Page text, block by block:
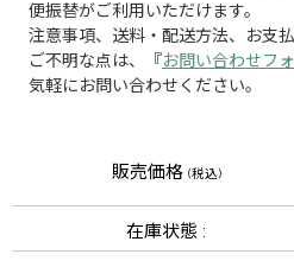
便振替がご利用いただけます。
注意事項、送料・配送方法、お支
ご不明な点は、『お問い合わせフ
気軽にお問い合わせください。
販売価格 (税込)
在庫状態 :